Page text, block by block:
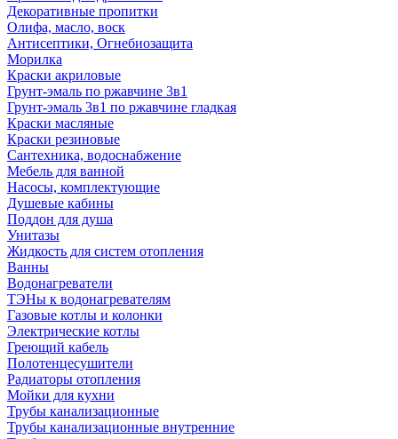
Декоративные пропитки
Олифа, масло, воск
Антисептики, Огнебиозащита
Морилка
Краски акриловые
Грунт-эмаль по ржавчине 3в1
Грунт-эмаль 3в1 по ржавчине гладкая
Краски масляные
Краски резиновые
Сантехника, водоснабжение
Мебель для ванной
Насосы, комплектующие
Душевые кабины
Поддон для душа
Унитазы
Жидкость для систем отопления
Ванны
Водонагреватели
ТЭНы к водонагревателям
Газовые котлы и колонки
Электрические котлы
Греющий кабель
Полотенцесушители
Радиаторы отопления
Мойки для кухни
Трубы канализационные
Трубы канализационные внутренние